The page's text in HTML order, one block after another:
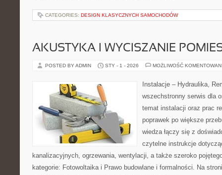
CATEGORIES: DESIGN KLASYCZNYCH SAMOCHODÓW
AKUSTYKA I WYCISZANIE
POSTED BY ADMIN STY - 1 - 2026 MOŻLIWOŚĆ
Instalacje – Hydraulika,
wszechstronny serwis dla
temat instalacji oraz prac
poprawek po większe
wiedza łączy się z
czytelne instrukcje
kanalizacyjnych, ogrzewania, wentylacji, a także szeroko
kategorie: Fotowoltaika i Prawo budowlane i formalności. Na